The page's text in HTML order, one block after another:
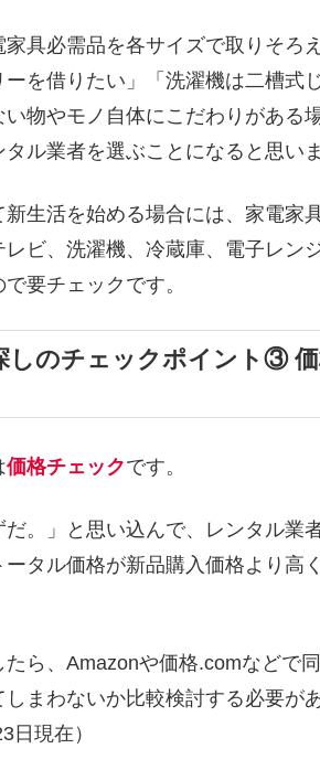
具必需品を各サイズで取りそろ
ーを借りたい」「洗濯機は二槽
物やモノ自体にこだわりがある
ル業者を選ぶことになると思いま
生活を始める場合には、家電家
ビ、洗濯機、冷蔵庫、電子レン
要チェックです。
しのチェックポイント③
価格チェックです。
だ。」と思い込んで、レンタル業
タル価格が新品購入価格より高
ら、Amazonや価格.comなどで
まわないか比較検討する必要が
日現在）